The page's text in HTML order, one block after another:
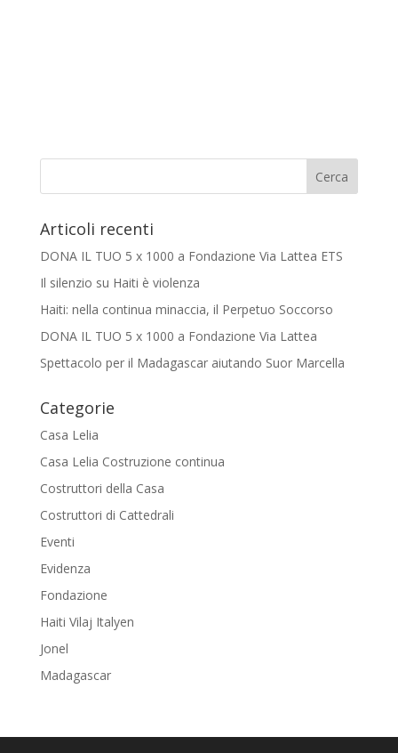
Articoli recenti
DONA IL TUO 5 x 1000 a Fondazione Via Lattea ETS
Il silenzio su Haiti è violenza
Haiti: nella continua minaccia, il Perpetuo Soccorso
DONA IL TUO 5 x 1000 a Fondazione Via Lattea
Spettacolo per il Madagascar aiutando Suor Marcella
Categorie
Casa Lelia
Casa Lelia Costruzione continua
Costruttori della Casa
Costruttori di Cattedrali
Eventi
Evidenza
Fondazione
Haiti Vilaj Italyen
Jonel
Madagascar